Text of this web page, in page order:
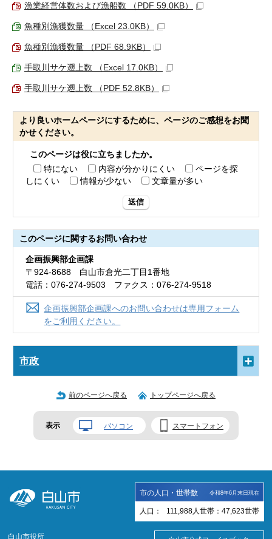
漁業経営体数および漁船数 （PDF 59.0KB）
魚種別漁獲数量 （Excel 23.0KB）
魚種別漁獲数量 （PDF 68.9KB）
手取川サケ遡上数 （Excel 17.0KB）
手取川サケ遡上数 （PDF 52.8KB）
より良いホームページにするために、ページのご感想をお聞
かせください。
このページは役に立ちましたか。
特にない
内容が分かりにくい
ページを探
しにくい
情報が少ない 文章量が多い
送信
このページに関するお問い合わせ
企画振興部企画課
〒924-8688 白山市倉光二丁目1番地
電話：076-274-9503 ファクス：076-274-9518
企画振興部企画課へのお問い合わせは専用フォーム
をご利用ください。
市政
前のページへ戻る トップページへ戻る
表示 パソコン スマートフォン
市の人口・世帯数 令和8年6月末日現在
人口： 111,988 人 世帯： 47,623世帯
白山市役所